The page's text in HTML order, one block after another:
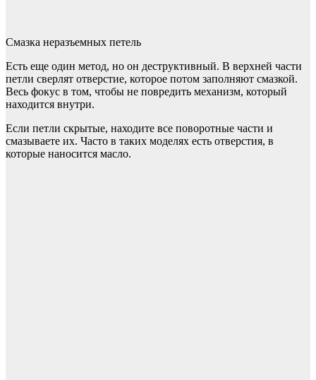
Смазка неразъемных петель
Есть еще один метод, но он деструктивный. В верхней части
петли сверлят отверстие, которое потом заполняют смазкой.
Весь фокус в том, чтобы не повредить механизм, который
находится внутри.
Если петли скрытые, находите все поворотные части и
смазываете их. Часто в таких моделях есть отверстия, в
которые наносится масло.